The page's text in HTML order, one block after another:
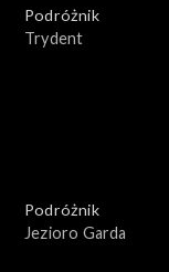
Podróżnik
Trydent
Podróżnik
Jezioro Garda